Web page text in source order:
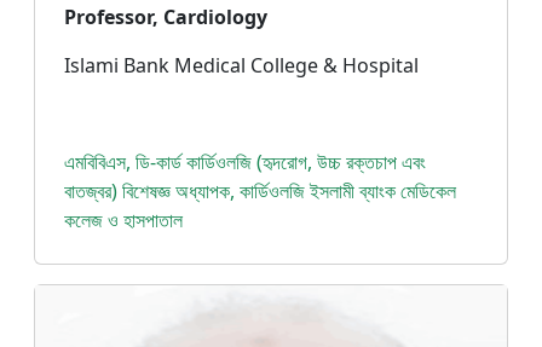
Professor, Cardiology
Islami Bank Medical College & Hospital
এমবিবিএস, ডি-কার্ড কার্ডিওলজি (হৃদরোগ, উচ্চ রক্তচাপ এবং
বাতজ্বর) বিশেষজ্ঞ অধ্যাপক, কার্ডিওলজি ইসলামী ব্যাংক মেডিকেল
কলেজ ও হাসপাতাল